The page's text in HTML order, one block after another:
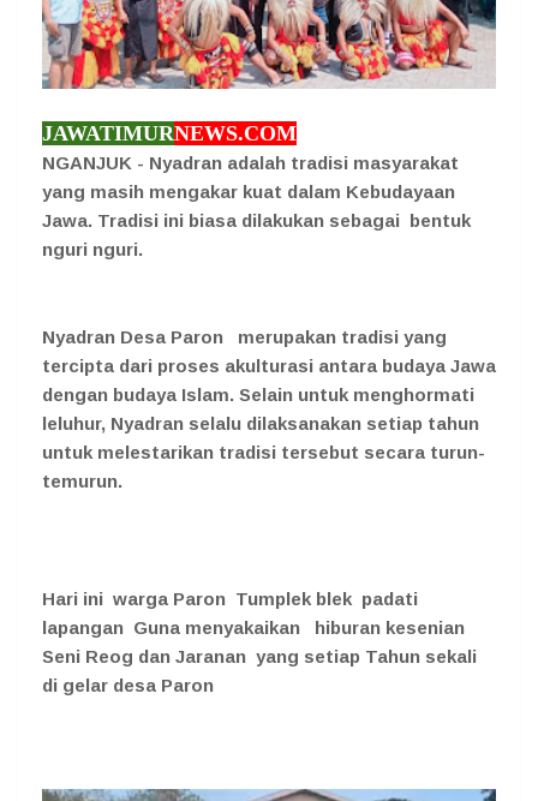
JAWATIMURNEWS.COM
NGANJUK - Nyadran adalah tradisi masyarakat
yang masih mengakar kuat dalam Kebudayaan
Jawa. Tradisi ini biasa dilakukan sebagai bentuk
nguri nguri.
Nyadran Desa Paron merupakan tradisi yang
tercipta dari proses akulturasi antara budaya Jawa
dengan budaya Islam. Selain untuk menghormati
leluhur, Nyadran selalu dilaksanakan setiap tahun
untuk melestarikan tradisi tersebut secara turun-
temurun.
Hari ini warga Paron Tumplek blek padati
lapangan Guna menyakaikan hiburan kesenian
Seni Reog dan Jaranan yang setiap Tahun sekali
di gelar desa Paron